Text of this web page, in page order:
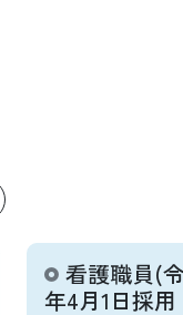
看護職員(
年4月1日採用